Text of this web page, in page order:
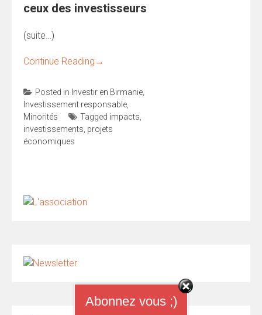
ceux des investisseurs
(suite…)
Continue Reading →
Posted in Investir en Birmanie
Investissement responsable
Minorités
Tagged impacts
investissements projets
économiques
Abonnez vous ;)